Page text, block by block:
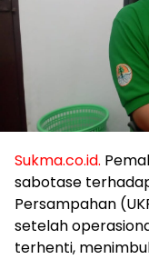
Sukma.co.id.
sabotase
Persampahan
setelah
terhenti,